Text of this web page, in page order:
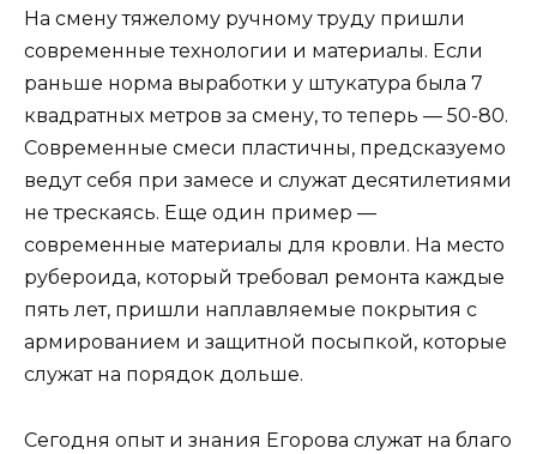
На смену тяжелому ручному труду пришли
современные технологии и материалы. Если
раньше норма выработки у штукатура была 7
квадратных метров за смену, то теперь — 50-80.
Современные смеси пластичны, предсказуемо
ведут себя при замесе и служат десятилетиями
не трескаясь. Еще один пример —
современные материалы для кровли. На место
рубероида, который требовал ремонта каждые
пять лет, пришли наплавляемые покрытия с
армированием и защитной посыпкой, которые
служат на порядок дольше.
Сегодня опыт и знания Егорова служат на благо